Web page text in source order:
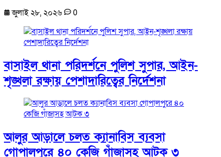
জুলাই ২৮, ২০২৬
0
বাসাইল থানা পরিদর্শনে পুলিশ সুপার, আইন-
শৃঙ্খলা রক্ষায় পেশাদারিত্বের নির্দেশনা
আলুর আড়ালে চলত ক্যানাবিস ব্যবসা
গোপালপুরে ৪০ কেজি গাঁজাসহ আটক ৩